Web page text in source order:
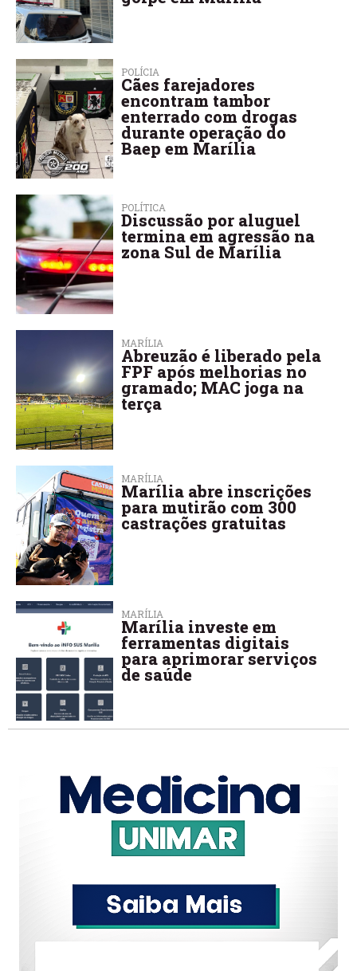
POLÍCIA
Cães farejadores
encontram tambor
enterrado com drogas
durante operação do
Baep em Marília
POLÍTICA
Discussão por aluguel
termina em agressão na
zona Sul de Marília
MARÍLIA
Abreuzão é liberado pela
FPF após melhorias no
gramado; MAC joga na
terça
MARÍLIA
Marília abre inscrições
para mutirão com 300
castrações gratuitas
MARÍLIA
Marília investe em
ferramentas digitais
para aprimorar serviços
de saúde